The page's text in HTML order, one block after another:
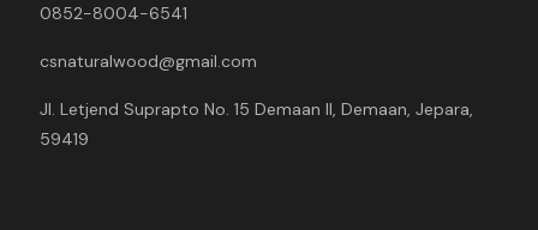
0852-8004-6541
csnaturalwood@gmail.com
Jl. Letjend Suprapto No. 15 Demaan II, Demaan, Jepara,
59419